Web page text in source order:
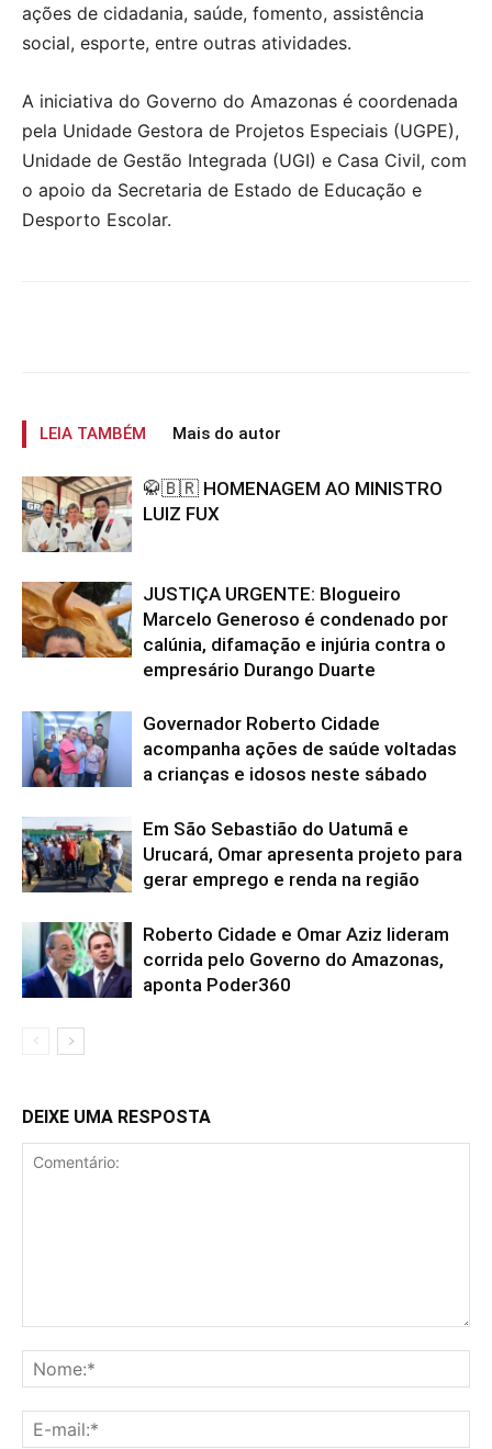
ações de cidadania, saúde, fomento, assistência
social, esporte, entre outras atividades.
A iniciativa do Governo do Amazonas é coordenada
pela Unidade Gestora de Projetos Especiais (UGPE),
Unidade de Gestão Integrada (UGI) e Casa Civil, com
o apoio da Secretaria de Estado de Educação e
Desporto Escolar.
LEIA TAMBÉM Mais do autor
🥋🇧🇷 HOMENAGEM AO MINISTRO
LUIZ FUX
JUSTIÇA URGENTE: Blogueiro
Marcelo Generoso é condenado por
calúnia, difamação e injúria contra o
empresário Durango Duarte
Governador Roberto Cidade
acompanha ações de saúde voltadas
a crianças e idosos neste sábado
Em São Sebastião do Uatumã e
Urucará, Omar apresenta projeto para
gerar emprego e renda na região
Roberto Cidade e Omar Aziz lideram
corrida pelo Governo do Amazonas,
aponta Poder360
DEIXE UMA RESPOSTA